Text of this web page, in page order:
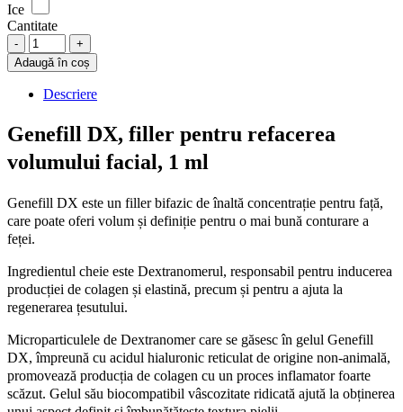
Ice
Cantitate
Genefill
DX,
acid
hialuronic
injectabil
biostimulare,
volum
facial,
ml
quantity
Adaugă în coș
Descriere
Genefill DX, filler pentru refacerea
volumului facial, 1 ml
Genefill DX este un filler bifazic de înaltă concentrație pentru față,
care poate oferi volum și definiție pentru o mai bună conturare a
feței.
Ingredientul cheie este Dextranomerul, responsabil pentru inducerea
producției de colagen și elastină, precum și pentru a ajuta la
regenerarea țesutului.
Microparticulele de Dextranomer care se găsesc în gelul Genefill
DX, împreună cu acidul hialuronic reticulat de origine non-animală,
promovează producția de colagen cu un proces inflamator foarte
scăzut. Gelul său biocompatibil vâscozitate ridicată ajută la obținerea